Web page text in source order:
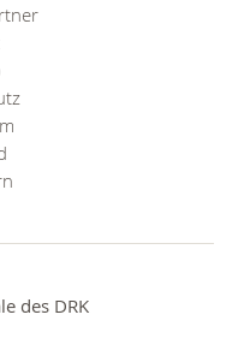
des DRK